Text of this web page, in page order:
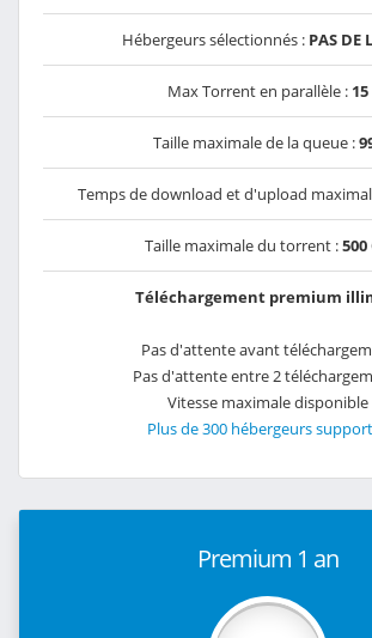
Hébergeurs sélectionnés : PAS DE
Max Torrent en parallèle : 15
Taille maximale de la queue :
Temps de download et d'upload
Taille maximale du torrent :500
Téléchargement premium
Pas d'attente avant
Pas d'attente entre 2
Vitesse maximale disponible
Plus de 300 hébergeurs
Premium 1 an